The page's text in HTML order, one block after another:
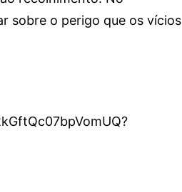
sobre o perigo que os vícios